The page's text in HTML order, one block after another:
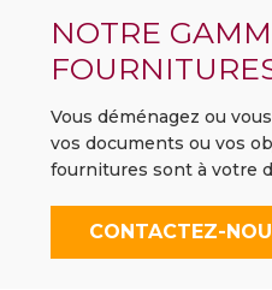
NOTRE
Vous déménagez ou
vos documents ou vos
fournitures sont à votre
CONTACTEZ-